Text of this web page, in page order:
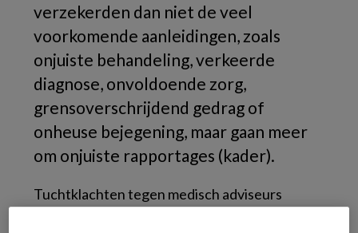
verzekerden dan niet de veel
voorkomende aanleidingen, zoals
onjuiste behandeling, verkeerde
diagnose, onvoldoende zorg,
grensoverschrijdend gedrag of
onheuse bejegening, maar gaan meer
om onjuiste rapportages (kader).
Tuchtklachten tegen medisch adviseurs